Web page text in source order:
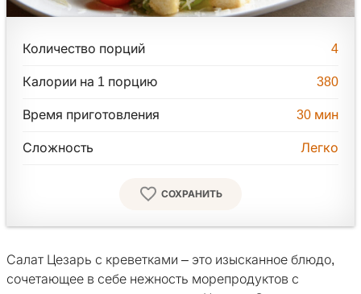
Количество порций 4
Калории на 1 порцию 380
Время приготовления 30 мин
Сложность Легко
СОХРАНИТЬ
Салат Цезарь с креветками – это изысканное блюдо,
сочетающее в себе нежность морепродуктов с